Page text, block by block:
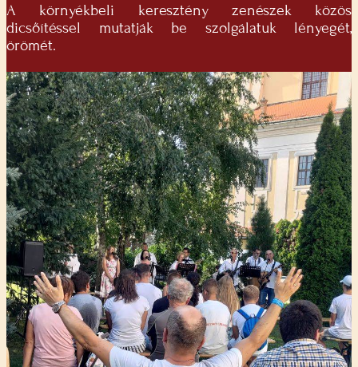
A környékbeli keresztény zenészek közös
dicsőítéssel mutatják be szolgálatuk lényegét,
örömét.